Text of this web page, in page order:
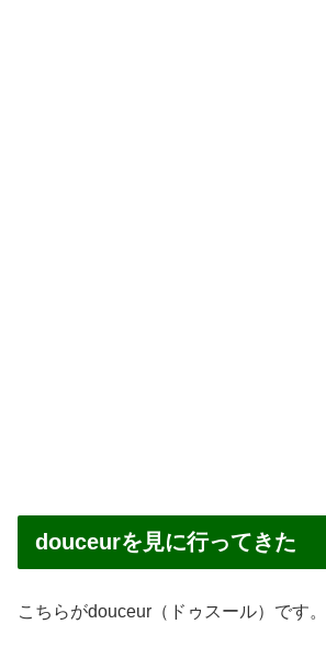
douceurを見に行ってきた
こちらがdouceur（ドゥスール）です。